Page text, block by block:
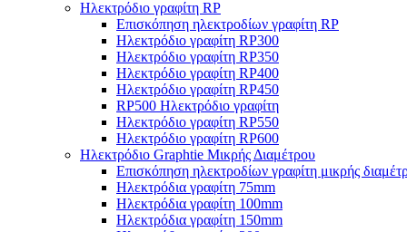
Ηλεκτρόδιο γραφίτη RP
Επισκόπηση ηλεκτροδίων γραφίτη RP
Ηλεκτρόδιο γραφίτη RP300
Ηλεκτρόδιο γραφίτη RP350
Ηλεκτρόδιο γραφίτη RP400
Ηλεκτρόδιο γραφίτη RP450
RP500 Ηλεκτρόδιο γραφίτη
Ηλεκτρόδιο γραφίτη RP550
Ηλεκτρόδιο γραφίτη RP600
Ηλεκτρόδιο Graphtie Μικρής Διαμέτρου
Επισκόπηση ηλεκτροδίων γραφίτη μικρής
Ηλεκτρόδια γραφίτη 75mm
Ηλεκτρόδια γραφίτη 100mm
Ηλεκτρόδια γραφίτη 150mm